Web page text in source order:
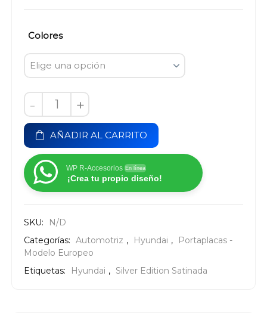
Colores
- +
AÑADIR AL CARRITO
WP R-Accesorios En línea
¡Crea tu propio diseño!
SKU:
N/D
Categorías: Automotriz , Hyundai ,
Portaplacas -
Modelo Europeo
Etiquetas:
Hyundai , Silver Edition Satinada